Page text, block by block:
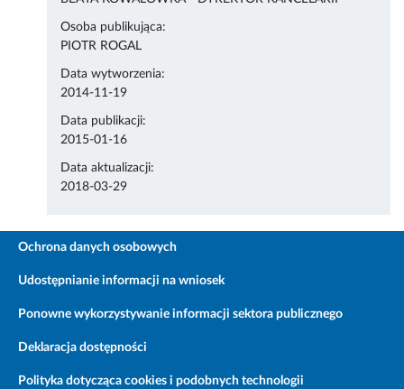
Osoba publikująca:
PIOTR ROGAL
Data wytworzenia:
2014-11-19
Data publikacji:
2015-01-16
Data aktualizacji:
2018-03-29
Ochrona danych osobowych
Udostępnianie informacji na wniosek
Ponowne wykorzystywanie informacji sektora publicznego
Deklaracja dostępności
Polityka dotycząca cookies i podobnych technologii